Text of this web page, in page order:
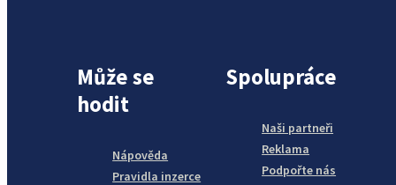
Může se
hodit
Nápověda
Pravidla inzerce
Spolupráce
Naši partneři
Reklama
Podpořte nás